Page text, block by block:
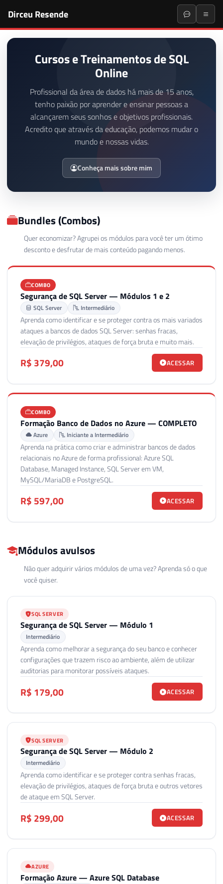
Dirceu Resende
Cursos e Treinamentos de SQL
Online
Profissional da área de dados há mais de 15 anos,
tenho paixão por aprender e ensinar pessoas a
alcançarem seus sonhos e objetivos profissionais.
Acredito que através da educação, podemos mudar o
mundo e nossas vidas.
Conheça mais sobre mim
Bundles (Combos)
Quer economizar? Agrupei os módulos para você ter um ótimo
desconto e desfrutar de mais conteúdo pagando menos.
COMBO
Segurança de SQL Server — Módulos 1 e 2
SQL Server Intermediário
Aprenda como identificar e se proteger contra os mais variados
ataques a bancos de dados SQL Server: senhas fracas,
elevação de privilégios, ataques de força bruta e muito mais.
R$ 379,00 ACESSAR
COMBO
Formação Banco de Dados no Azure — COMPLETO
Azure Iniciante a Intermediário
Aprenda na prática como criar e administrar bancos de dados
relacionais no Azure de forma profissional: Azure SQL
Database, Managed Instance, SQL Server em VM,
MySQL/MariaDB e PostgreSQL.
R$ 597,00 ACESSAR
Módulos avulsos
Não quer adquirir vários módulos de uma vez? Aprenda só o que
você quiser.
SQL SERVER
Segurança de SQL Server — Módulo 1
Intermediário
Aprenda como melhorar a segurança do seu banco e conhecer
configurações que trazem risco ao ambiente, além de utilizar
auditorias para monitorar possíveis ataques.
R$ 179,00 ACESSAR
SQL SERVER
Segurança de SQL Server — Módulo 2
Intermediário
Aprenda como identificar e se proteger contra senhas fracas,
elevação de privilégios, ataques de força bruta e outros vetores
de ataque em SQL Server.
R$ 299,00 ACESSAR
AZURE
Formação Azure — Azure SQL Database